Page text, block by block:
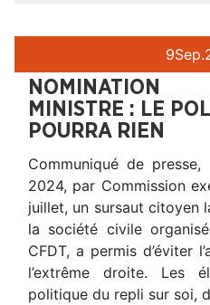
9Sep.
MINISTRE : LE
POURRA RIEN
Communiqué de
2024, par Commission
juillet, un sursaut citoyen
la société civile
CFDT, a permis d’éviter
l’extrême droite. Les
politique du repli sur soi,